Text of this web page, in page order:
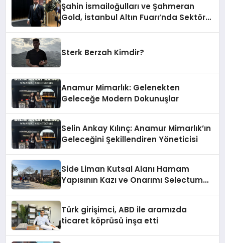
Şahin İsmailoğulları ve Şahmeran
Gold, İstanbul Altın Fuarı’nda Sektöre
Sterk Berzah Kimdir?
Anamur Mimarlık: Gelenekten
Geleceğe Modern Dokunuşlar
Selin Ankay Kılınç: Anamur Mimarlık’ın
Geleceğini Şekillendiren Yöneticisi
Side Liman Kutsal Alanı Hamam
Yapısının Kazı ve Onarımı Selectum
Türk girişimci, ABD ile aramızda
ticaret köprüsü inşa etti